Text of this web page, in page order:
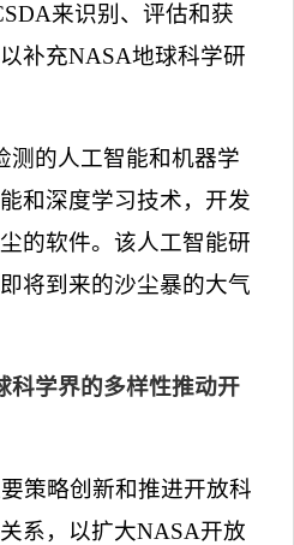
来识别、评估和获
补充NASA地球科学研
测的人工智能和机器学
和深度学习技术，开发
的软件。该人工智能研
将到来的沙尘暴的大气
科学界的多样性推动开
策略创新和推进开放科
系，以扩大NASA开放